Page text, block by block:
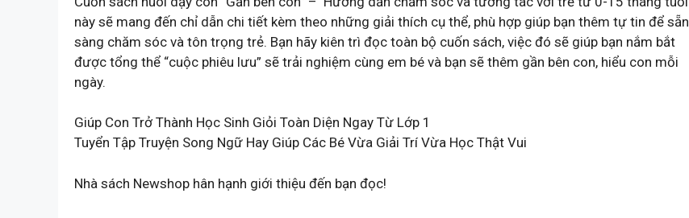
này sẽ mang đến chỉ dẫn chi tiết kèm theo những giải thích cụ thể, phù hợp giúp bạn thêm tự tin để sẵn
sàng chăm sóc và tôn trọng trẻ. Bạn hãy kiên trì đọc toàn bộ cuốn sách, việc đó sẽ giúp bạn nắm bắt
được tổng thể “cuộc phiêu lưu” sẽ trải nghiệm cùng em bé và bạn sẽ thêm gần bên con, hiểu con mỗi
ngày.
Giúp Con Trở Thành Học Sinh Giỏi Toàn Diện Ngay Từ Lớp 1
Tuyển Tập Truyện Song Ngữ Hay Giúp Các Bé Vừa Giải Trí Vừa Học Thật Vui
Nhà sách Newshop hân hạnh giới thiệu đến bạn đọc!